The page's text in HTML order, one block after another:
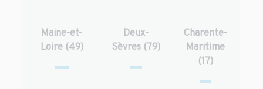
Maine-et-
Loire (49)
Deux-
Sèvres (79)
Charente-
Maritime
(17)